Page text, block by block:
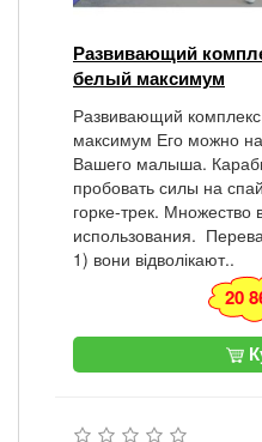
Развивающий
белый максимум
Развивающий
максимум Его можно
Вашего малыша.
пробовать силы на
горке-трек. Множество
использования.
1) вони відволікают..
20